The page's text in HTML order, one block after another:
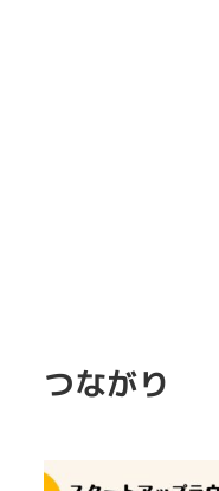
つながり